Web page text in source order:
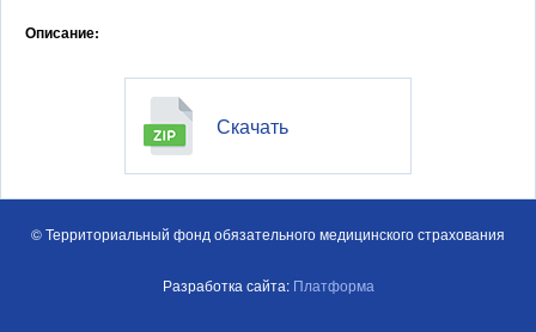
Описание:
Скачать
© Территориальный фонд обязательного медицинского страхования
Разработка сайта: Платформа